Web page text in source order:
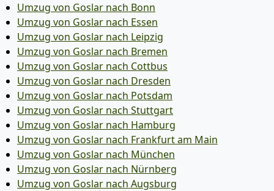
Umzug von Goslar nach Bonn
Umzug von Goslar nach Essen
Umzug von Goslar nach Leipzig
Umzug von Goslar nach Bremen
Umzug von Goslar nach Cottbus
Umzug von Goslar nach Dresden
Umzug von Goslar nach Potsdam
Umzug von Goslar nach Stuttgart
Umzug von Goslar nach Hamburg
Umzug von Goslar nach Frankfurt am Main
Umzug von Goslar nach München
Umzug von Goslar nach Nürnberg
Umzug von Goslar nach Augsburg